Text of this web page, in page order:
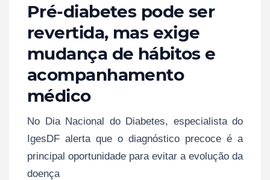
Pré-diabetes pode ser
revertida, mas exige
mudança de hábitos e
acompanhamento
médico
No Dia Nacional do Diabetes, especialista do
IgesDF alerta que o diagnóstico precoce é a
principal oportunidade para evitar a evolução da
doença